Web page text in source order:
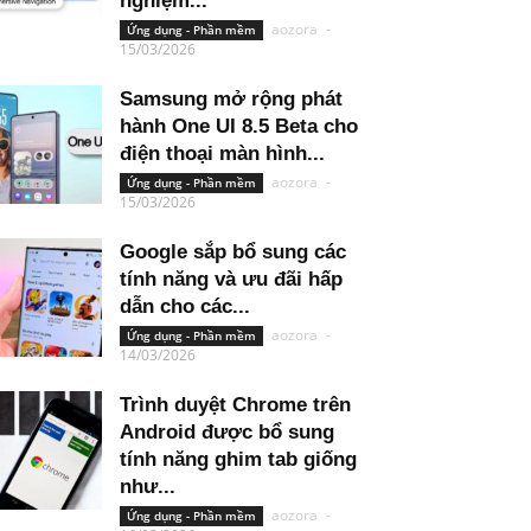
Ứng dụng - Phần mềm aozora -
15/03/2026
Samsung mở rộng phát
hành One UI 8.5 Beta cho
điện thoại màn hình...
Ứng dụng - Phần mềm aozora -
15/03/2026
Google sắp bổ sung các
tính năng và ưu đãi hấp
dẫn cho các...
Ứng dụng - Phần mềm aozora -
14/03/2026
Trình duyệt Chrome trên
Android được bổ sung
tính năng ghim tab giống
như...
Ứng dụng - Phần mềm aozora -